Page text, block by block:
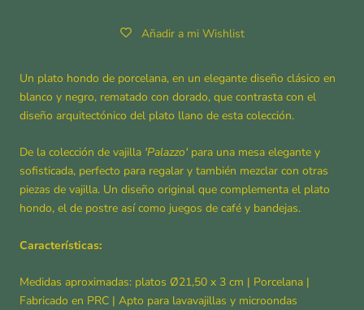
Añadir a mi Wishlist
Un plato hondo de porcelana, en un elegante diseño clásico en
blanco y negro, rematado con dorado, que contrasta con el
diseño arquitectónico del plato llano de esta colección.
De la colección de vajilla 'Palazzo' para una mesa elegante y
sofisticada, perfecto para regalar y también mezclar con otras
piezas de vajilla. Un diseño original que complementa el plato
hondo, el de postre así como juegos de café y bandejas.
Características:
Medidas aproximadas: platos Ø21,50 x 3 cm | Porcelana |
Fabricado en PRC | Apto para lavavajillas y microondas